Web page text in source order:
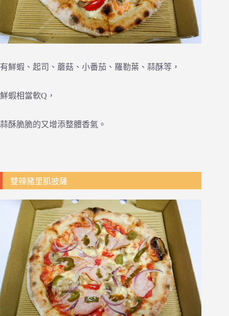
有鮮蝦、起司、蘑菇、小番茄、羅勒葉、蒜酥等，
鮮蝦相當軟Q，
蒜酥脆脆的又增添整體香氣。
雙辣豬里肌披薩